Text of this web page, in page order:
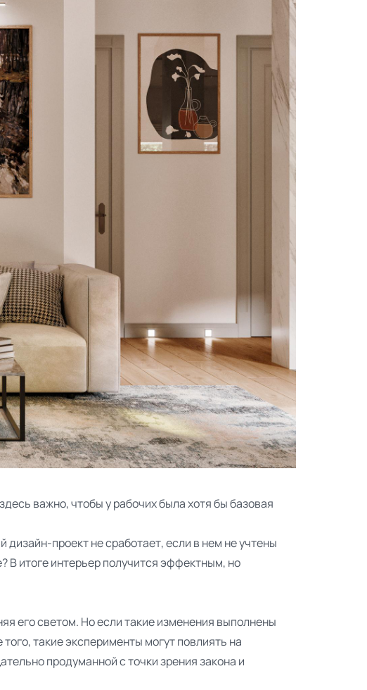
важно, чтобы у рабочих была хотя бы базовая
проект не сработает, если в нем не учтены
В итоге интерьер получится эффектным, но
его светом. Но если такие изменения выполнены
такие эксперименты могут повлиять на
продуманной с точки зрения закона и